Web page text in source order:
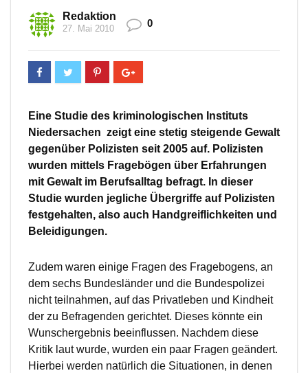
Redaktion
27. Mai 2010 0
Eine Studie des kriminologischen Instituts
Niedersachen zeigt eine stetig steigende Gewalt
gegenüber Polizisten seit 2005 auf. Polizisten
wurden mittels Fragebögen über Erfahrungen
mit Gewalt im Berufsalltag befragt. In dieser
Studie wurden jegliche Übergriffe auf Polizisten
festgehalten, also auch Handgreiflichkeiten und
Beleidigungen.
Zudem waren einige Fragen des Fragebogens, an
dem sechs Bundesländer und die Bundespolizei
nicht teilnahmen, auf das Privatleben und Kindheit
der zu Befragenden gerichtet. Dieses könnte ein
Wunschergebnis beeinflussen. Nachdem diese
Kritik laut wurde, wurden ein paar Fragen geändert.
Hierbei werden natürlich die Situationen, in denen